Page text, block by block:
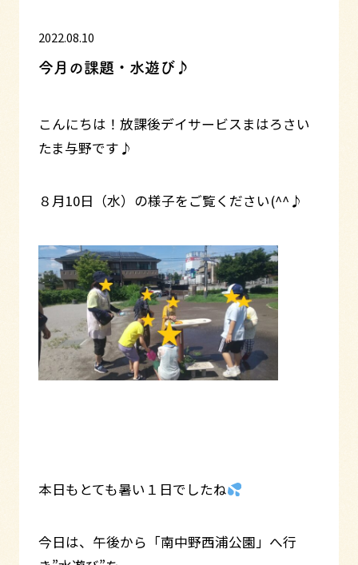
2022.08.10
今月の課題・水遊び♪
こんにちは！放課後デイサービスまはろさい
たま与野です♪
８月10日（水）の様子をご覧ください(^^♪
本日もとても暑い１日でしたね
今日は、午後から「南中野西浦公園」へ行